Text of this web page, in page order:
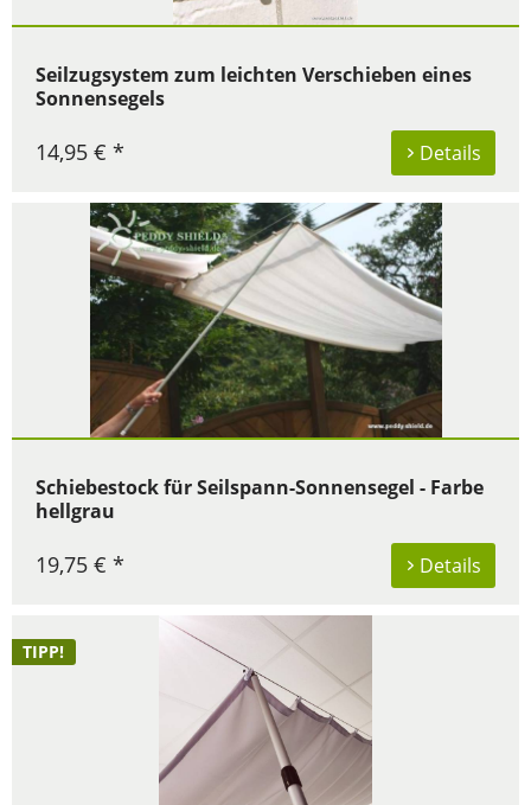
Seilzugsystem zum leichten Verschieben eines
Sonnensegels
Details
14,95 € *
Schiebestock für Seilspann-Sonnensegel - Farbe
hellgrau
Details
19,75 € *
TIPP!